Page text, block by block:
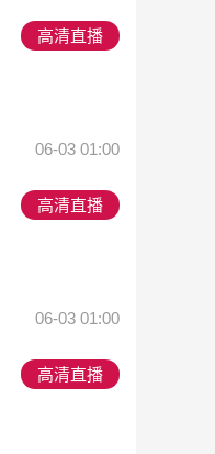
高清直播
06-03 01:00
高清直播
06-03 01:00
高清直播